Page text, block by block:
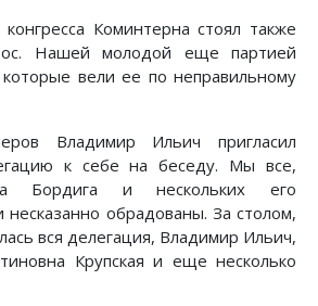
Коминтерна стоял также
Нашей молодой еще партией
вели ее по неправильному
Владимир Ильич пригласил
к себе на беседу. Мы все,
Бордига и нескольких его
несказанно обрадованы. За столом,
вся делегация, Владимир Ильич,
Крупская и еще несколько